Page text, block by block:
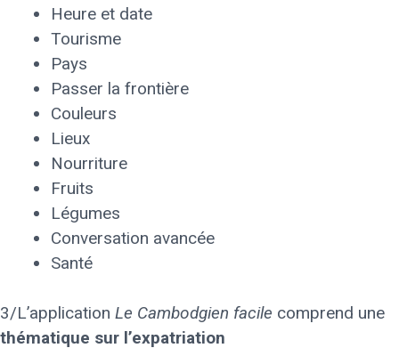
Heure et date
Tourisme
Pays
Passer la frontière
Couleurs
Lieux
Nourriture
Fruits
Légumes
Conversation avancée
Santé
3/L’application Le Cambodgien facile comprend une
thématique sur l’expatriation